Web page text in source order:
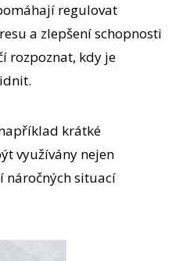
regulovat
a zlepšení schopnosti
rozpoznat, kdy je
krátké
využívány nejen
náročných situací